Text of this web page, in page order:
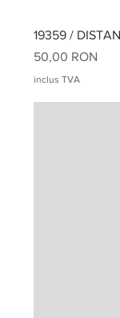
19359 /
Preț
50,00 RON
inclus TVA